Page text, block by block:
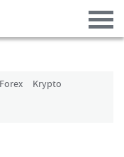
Forex
Krypto